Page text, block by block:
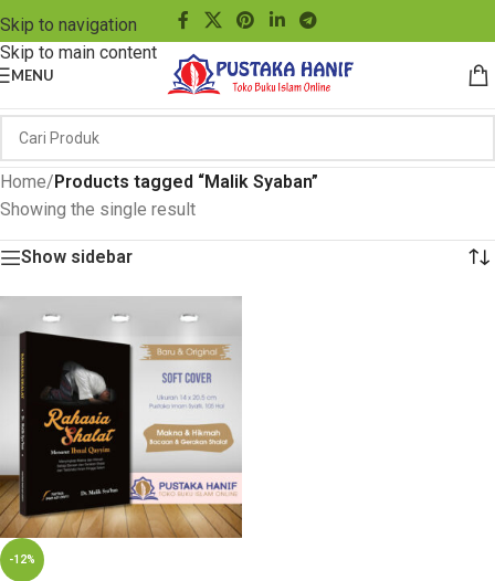
Skip to navigation
Skip to main content
MENU
Home/Products tagged “Malik Syaban”
Showing the single result
Show sidebar
-12%